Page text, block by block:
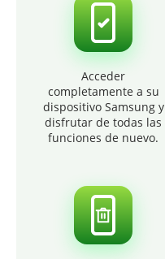
Acceder
completamente a su
dispositivo Samsung y
disfrutar de todas las
funciones de nuevo.